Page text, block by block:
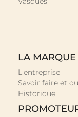
LA
L'entreprise
Savoir faire et
Historique